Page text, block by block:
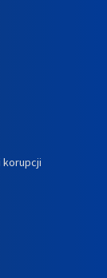
korupcji